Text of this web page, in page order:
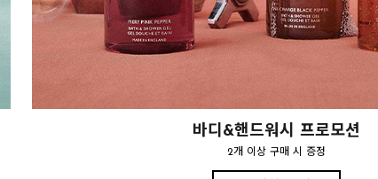
바디&핸드워시 프로모션
2개 이상 구매 시 증정